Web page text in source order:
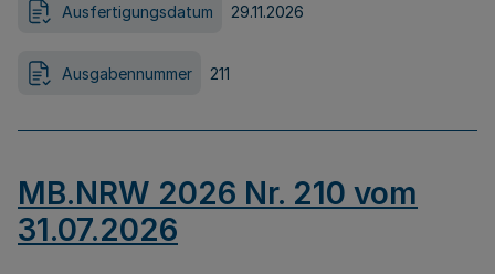
Ausfertigungsdatum 29.11.2026
Ausgabennummer 211
MB.NRW 2026 Nr. 210 vom
31.07.2026